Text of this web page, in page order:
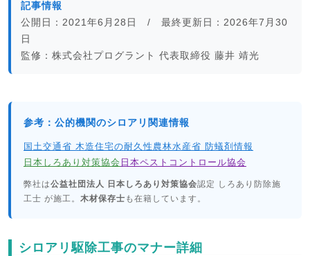
記事情報
公開日：2021年6月28日 / 最終更新日：2026年7月30
日
監修：株式会社プログラント 代表取締役 藤井 靖光
参考：公的機関のシロアリ関連情報
国土交通省 木造住宅の耐久性 農林水産省 防蟻剤情報
日本しろあり対策協会 日本ペストコントロール協会
弊社は公益社団法人 日本しろあり対策協会認定 しろあり防除施
工士 が施工。 木材保存士 も在籍しています。
シロアリ駆除工事のマナー詳細